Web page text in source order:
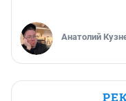
Анатолий